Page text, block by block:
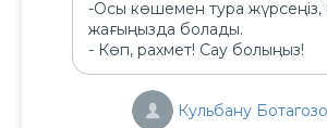
-Осы көшемен тура жүрсеңіз,
жағыңызда болады.
- Көп, рахмет! Сау болыңыз!
Кульбану